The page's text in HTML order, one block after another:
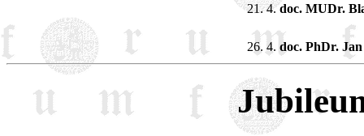
21. 4. doc. MUDr.
26. 4. doc. PhDr.